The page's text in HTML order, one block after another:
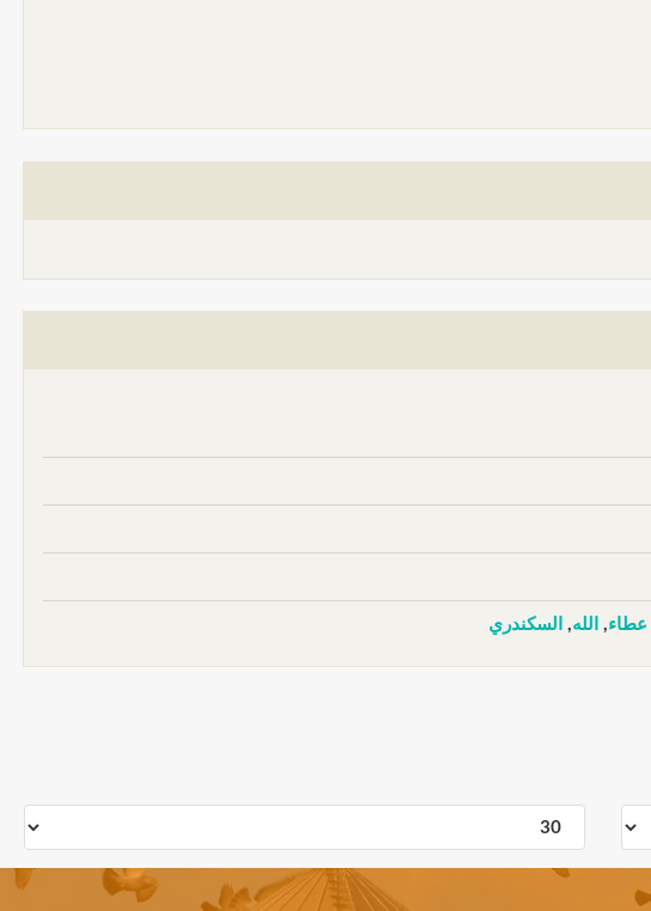
عطاء, الله, السكندري